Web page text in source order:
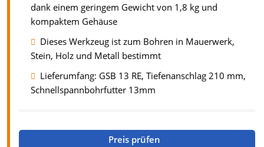
dank einem geringem Gewicht von 1,8 kg und
kompaktem Gehäuse
Dieses Werkzeug ist zum Bohren in Mauerwerk,
Stein, Holz und Metall bestimmt
Lieferumfang: GSB 13 RE, Tiefenanschlag 210 mm,
Schnellspannbohrfutter 13mm
Preis prüfen